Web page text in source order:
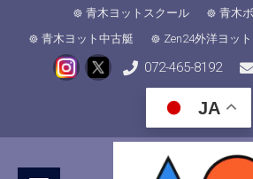
青木ヨットスクール
青木
青木ヨット中古艇
Zen24外洋ヨット
072-465-8192
JA